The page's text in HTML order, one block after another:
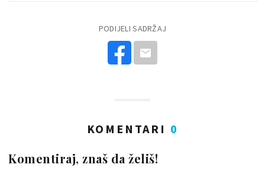
PODIJELI SADRŽAJ
KOMENTARI 0
Komentiraj, znaš da želiš!